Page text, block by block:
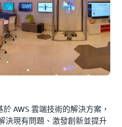
AWS 雲端技術的解決方案，
決現有問題、激發創新並提升